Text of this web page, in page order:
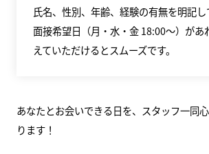
氏名、性別、年齢、経験の有無を明記し
面接希望日（月・水・金 18:00〜）があ
えていただけるとスムーズです。
あなたとお会いできる日を、スタッフ一同
ります！